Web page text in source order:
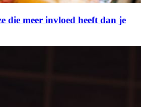
die meer invloed heeft dan je